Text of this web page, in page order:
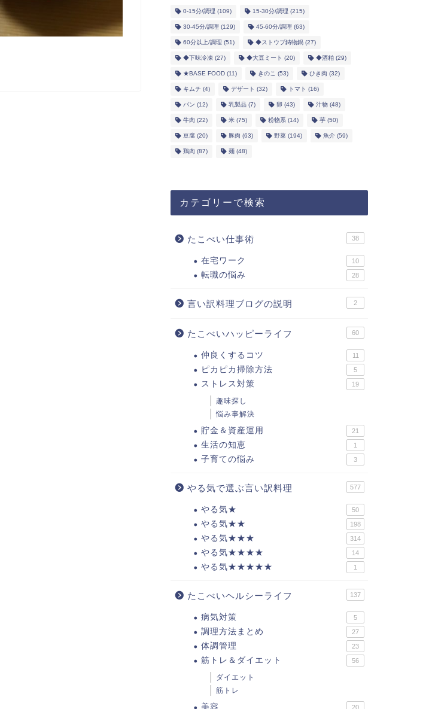
0-15分/調理 (109) 15-30分/調理 (215)
30-45分/調理 (129) 45-60分/調理 (63)
60分以上/調理 (51) ◆ストウブ鋳物鍋(27)
◆下味冷凍 (27) ◆大豆ミート (20) ◆酒粕(29)
★BASE FOOD(11) きのこ (53) ひき肉 (32)
キムチ (4) デザート (32) トマト (16)
パン (12) 乳製品(7) 卵 (43) 汁物(48)
牛肉 (22) 米(75) 粉物系 (14) 芋(50)
豆腐(20) 豚肉 (63) 野菜(194) 魚介(59)
鶏肉 (87) 麺(48)
カテゴリーで検索
たこべい仕事術 38
在宅ワーク 10
転職の悩み 28
言い訳料理ブログの説明 2
たこべいハッピーライフ 60
仲良くするコツ 11
ピカピカ掃除方法 5
ストレス対策 19
趣味探し
悩み事解決
貯金＆資産運用 21
生活の知恵 1
子育ての悩み 3
やる気で選ぶ言い訳料理 577
やる気★ 50
やる気★★ 198
やる気★★★ 314
やる気★★★★ 14
やる気★★★★★ 1
たこべいヘルシーライフ 137
病気対策 5
調理方法まとめ 27
体調管理 23
筋トレ＆ダイエット 56
ダイエット
筋トレ
美容 20